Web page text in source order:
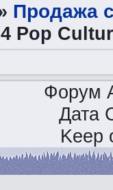
Продажа
Pop
Форум
Дата
Keep